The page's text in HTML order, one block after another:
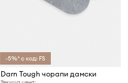
-5%* с код: FS
Darn Tough чорапи дамски